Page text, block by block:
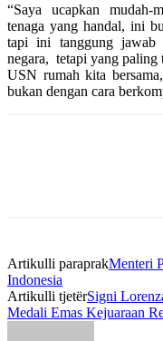
“Saya ucapkan mudah-
tenaga yang handal, ini
tapi ini tanggung jawab
negara, tetapi yang paling
USN rumah kita
bukan dengan cara
Artikulli paraprakMenteri
Indonesia
Artikulli tjetërSigni
Medali Emas Kejuaraan